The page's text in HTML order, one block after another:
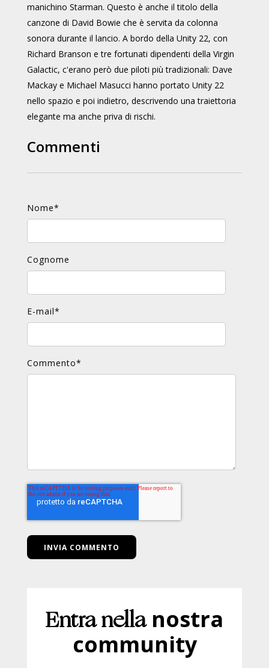
manichino Starman. Questo è anche il titolo della
canzone di David Bowie che è servita da colonna
sonora durante il lancio. A bordo della Unity 22, con
Richard Branson e tre fortunati dipendenti della Virgin
Galactic, c'erano però due piloti più tradizionali: Dave
Mackay e Michael Masucci hanno portato Unity 22
nello spazio e poi indietro, descrivendo una traiettoria
elegante ma anche priva di rischi.
Commenti
Nome*
Cognome
E-mail*
Commento*
Entra nellanostra
community